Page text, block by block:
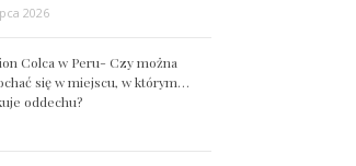
2026
Colca w Peru- Czy można
się w miejscu, w którym…
oddechu?